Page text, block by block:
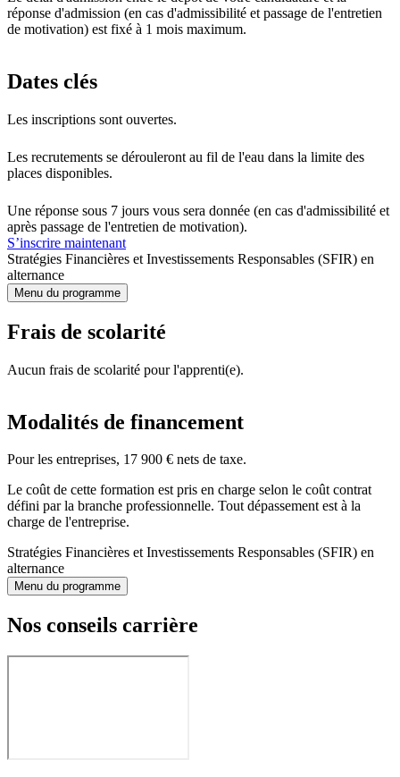
réponse d'admission (en cas d'admissibilité et passage de l'entretien
de motivation) est fixé à 1 mois maximum.
Dates clés
Les inscriptions sont ouvertes.
Les recrutements se dérouleront au fil de l'eau dans la limite des
places disponibles.
Une réponse sous 7 jours vous sera donnée (en cas d'admissibilité et
après passage de l'entretien de motivation).
S’inscrire maintenant
Stratégies Financières et Investissements Responsables (SFIR) en
alternance
Menu du programme
Frais de scolarité
Aucun frais de scolarité pour l'apprenti(e).
Modalités de financement
Pour les entreprises, 17 900 € nets de taxe.
Le coût de cette formation est pris en charge selon le coût contrat
défini par la branche professionnelle. Tout dépassement est à la
charge de l'entreprise.
Stratégies Financières et Investissements Responsables (SFIR) en
alternance
Menu du programme
Nos conseils carrière